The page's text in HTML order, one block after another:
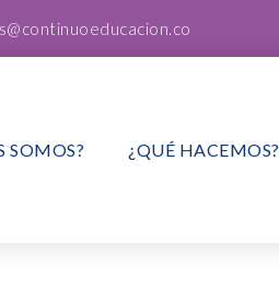
SOMOS? ¿QUÉ HACEMOS?